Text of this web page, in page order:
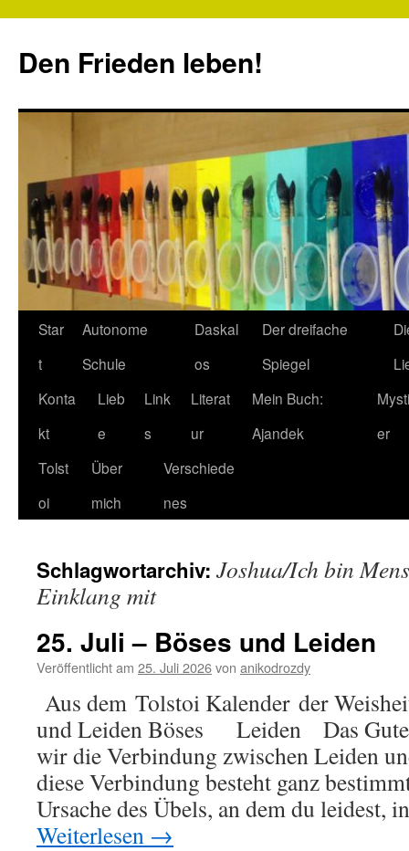
springen
Den Frieden leben!
Star
t
Autonome
Schule
Daskal
os
Der dreifache
Spiegel
Konta
kt
Lieb
e
Link
s
Literat
ur
Mein Buch:
Ajandek
er
Tolst
oi
Über
mich
Verschiede
nes
Schlagwortarchiv: Joshua/Ich bin
Einklang mit
25. Juli – Böses und Leiden
Veröffentlicht am 25. Juli 2026von anikodrozdy
Aus dem Tolstoi Kalender der
und Leiden Böses Leiden Das
wir die Verbindung zwischen Leiden
diese Verbindung besteht ganz
Ursache des Übels, an dem du leidest,
Weiterlesen →